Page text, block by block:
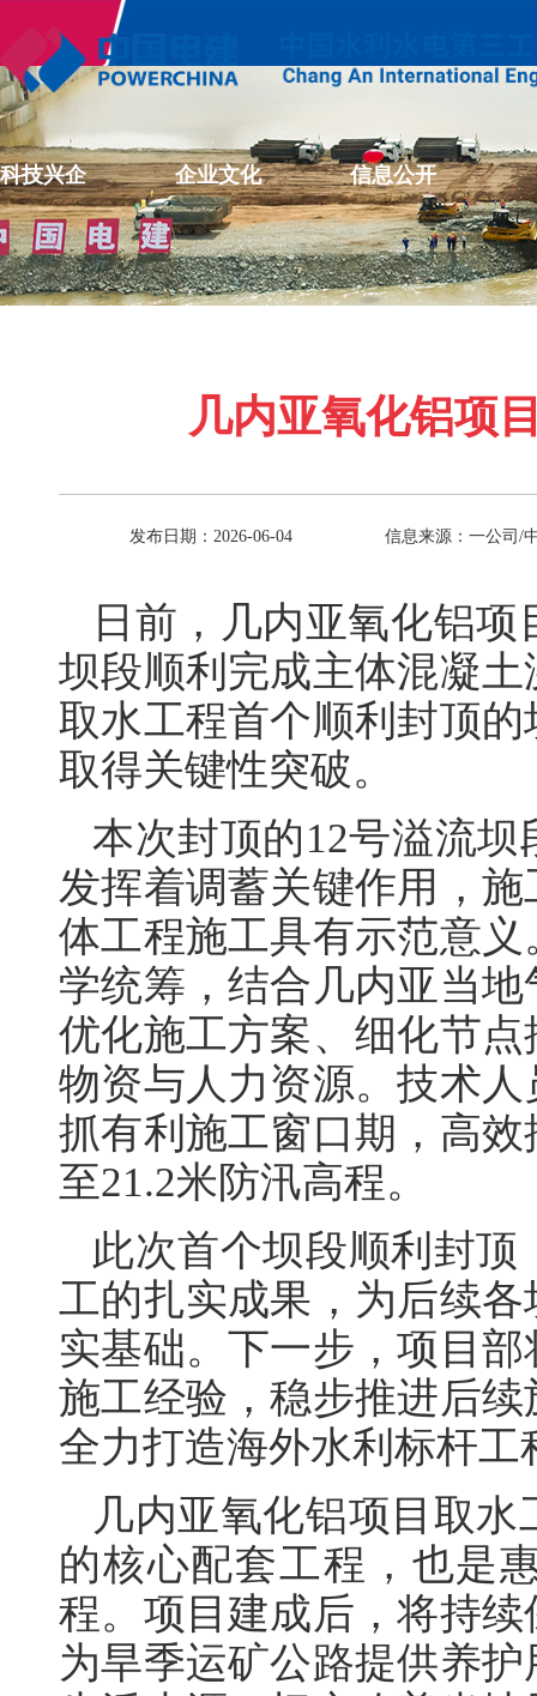
科技兴企 企业文化 信息公开
几内亚氧化铝项
发布日期：2026-06-04 信息来源：一公司/
日前，几内亚氧化铝
坝段顺利完成主体混凝
取水工程首个顺利封顶
取得关键性突破。
本次封顶的12号溢流
发挥着调蓄关键作用，
体工程施工具有示范意
学统筹，结合几内亚当
优化施工方案、细化节
物资与人力资源。技术
抓有利施工窗口期，高
至21.2米防汛高程。
此次首个坝段顺利封
工的扎实成果，为后续
实基础。下一步，项目
施工经验，稳步推进后
全力打造海外水利标杆工
几内亚氧化铝项目取
的核心配套工程，也是
程。项目建成后，将持
为旱季运矿公路提供养